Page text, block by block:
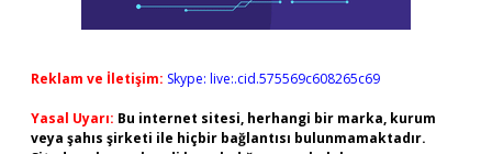
Reklam ve İletişim: Skype: live:.cid.575569c608265c69
Yasal Uyarı: Bu internet sitesi, herhangi bir marka, kurum
veya şahıs şirketi ile hiçbir bağlantısı bulunmamaktadır.